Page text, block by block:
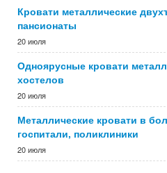
Кровати металлические
пансионаты
20 июля
Одноярусные кровати
хостелов
20 июля
Металлические кровати в
госпитали, поликлиники
20 июля